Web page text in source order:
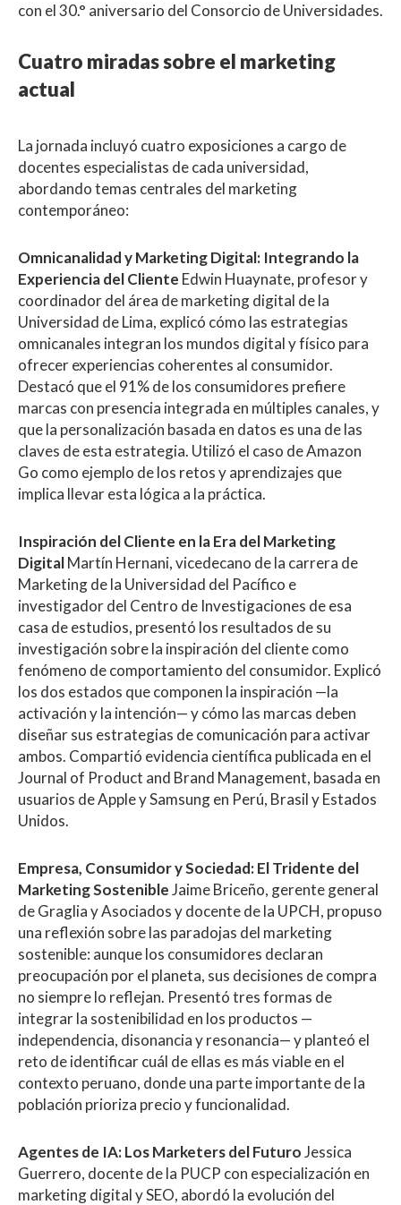
con el 30.° aniversario del Consorcio de Universidades.
Cuatro miradas sobre el marketing
actual
La jornada incluyó cuatro exposiciones a cargo de
docentes especialistas de cada universidad,
abordando temas centrales del marketing
contemporáneo:
Omnicanalidad y Marketing Digital: Integrando la
Experiencia del Cliente Edwin Huaynate, profesor y
coordinador del área de marketing digital de la
Universidad de Lima, explicó cómo las estrategias
omnicanales integran los mundos digital y físico para
ofrecer experiencias coherentes al consumidor.
Destacó que el 91% de los consumidores prefiere
marcas con presencia integrada en múltiples canales, y
que la personalización basada en datos es una de las
claves de esta estrategia. Utilizó el caso de Amazon
Go como ejemplo de los retos y aprendizajes que
implica llevar esta lógica a la práctica.
Inspiración del Cliente en la Era del Marketing
DigitalMartín Hernani, vicedecano de la carrera de
Marketing de la Universidad del Pacífico e
investigador del Centro de Investigaciones de esa
casa de estudios, presentó los resultados de su
investigación sobre la inspiración del cliente como
fenómeno de comportamiento del consumidor. Explicó
los dos estados que componen la inspiración —la
activación y la intención— y cómo las marcas deben
diseñar sus estrategias de comunicación para activar
ambos. Compartió evidencia científica publicada en el
Journal of Product and Brand Management, basada en
usuarios de Apple y Samsung en Perú, Brasil y Estados
Unidos.
Empresa, Consumidor y Sociedad: El Tridente del
Marketing SostenibleJaime Briceño, gerente general
de Graglia y Asociados y docente de la UPCH, propuso
una reflexión sobre las paradojas del marketing
sostenible: aunque los consumidores declaran
preocupación por el planeta, sus decisiones de compra
no siempre lo reflejan. Presentó tres formas de
integrar la sostenibilidad en los productos —
independencia, disonancia y resonancia— y planteó el
reto de identificar cuál de ellas es más viable en el
contexto peruano, donde una parte importante de la
población prioriza precio y funcionalidad.
Agentes de IA: Los Marketers del FuturoJessica
Guerrero, docente de la PUCP con especialización en
marketing digital y SEO, abordó la evolución del